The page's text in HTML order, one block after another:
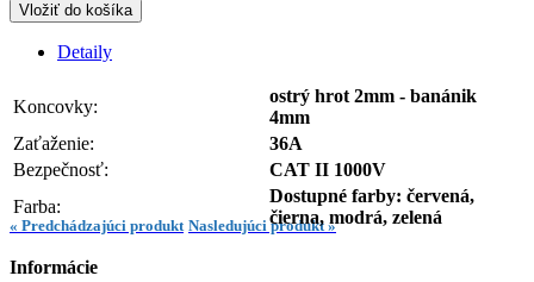
Vložiť do košíka
Detaily
Koncovky:
ostrý hrot 2mm - banánik
4mm
Zaťaženie:
36A
Bezpečnosť:
CAT II 1000V
Farba:
Dostupné farby: červená,
čierna, modrá, zelená
« Predchádzajúci produkt Nasledujúci produkt »
Informácie